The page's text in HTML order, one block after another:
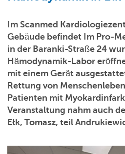
Im Scanmed
Gebäude befindet Im Pro-
in der Baranki-Straße 24
Hämodynamik-Labor
mit einem Gerät
Rettung von
Patienten mit
Veranstaltung nahm auch
Ełk, Tomasz, teil